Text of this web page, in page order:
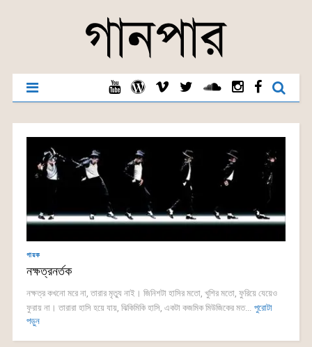
গায়ক
নক্ষত্রনর্তক
নক্ষত্র কখনো মরে না, তারার মৃত্যু নাই। জিনিশটা হাসির মতো, খুশির মতো, ফুরিয়ে যেয়েও
ফুরায় না। তারারা হাসি হয়ে যায়, ঝিকিমিকি হাসি, একটা কজমিক মিউজিকের মত... পুরোটা
পড়ুন